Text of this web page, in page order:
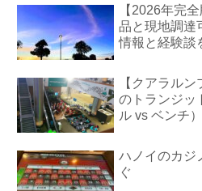
【2026年完
品と現地調達
情報と経験談
【クアラル
のトランジッ
ル vs ベンチ）
ハノイのカジ
ぐ